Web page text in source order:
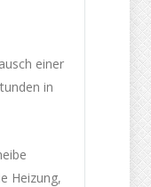
einer
in
Heizung,